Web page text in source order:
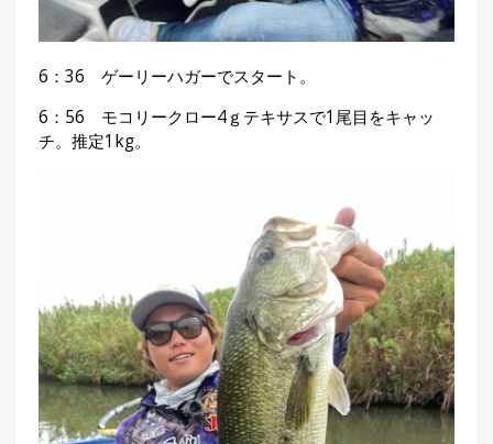
6：36 ゲーリーハガーでスタート。
6：56 モコリークロー4ｇテキサスで1尾目をキャッ
チ。推定1kg。